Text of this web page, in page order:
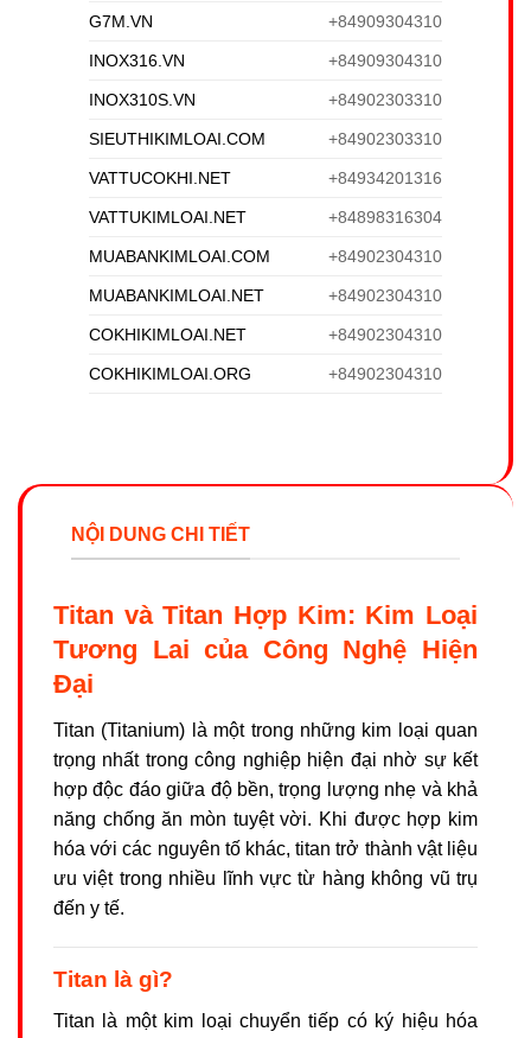
G7M.VN +84909304310
INOX316.VN +84909304310
INOX310S.VN +84902303310
SIEUTHIKIMLOAI.COM +84902303310
VATTUCOKHI.NET +84934201316
VATTUKIMLOAI.NET +84898316304
MUABANKIMLOAI.COM +84902304310
MUABANKIMLOAI.NET +84902304310
COKHIKIMLOAI.NET +84902304310
COKHIKIMLOAI.ORG +84902304310
NỘI DUNG CHI TIẾT
Titan và Titan Hợp Kim: Kim Loại
Tương Lai của Công Nghệ Hiện
Đại
Titan (Titanium) là một trong những kim loại quan
trọng nhất trong công nghiệp hiện đại nhờ sự kết
hợp độc đáo giữa độ bền, trọng lượng nhẹ và khả
năng chống ăn mòn tuyệt vời. Khi được hợp kim
hóa với các nguyên tố khác, titan trở thành vật liệu
ưu việt trong nhiều lĩnh vực từ hàng không vũ trụ
đến y tế.
Titan là gì?
Titan là một kim loại chuyển tiếp có ký hiệu hóa